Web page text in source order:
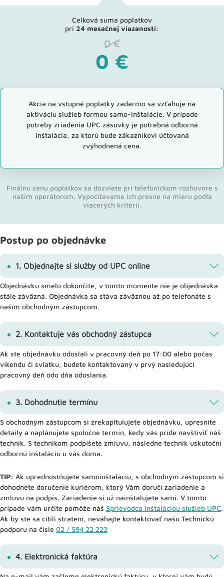
Celková suma poplatkov
pri 24 mesačnej viazanosti:
0€
0 €
Akcia na vstupné poplatky zadarmo sa vzťahuje na
aktiváciu služieb formou samo-inštalácie. V prípade
potreby zriadenia UPC zásuvky je potrebná odborná
inštalácia, za ktorú bude zákazníkovi účtovaná
zvýhodnená cena.
Finálnu cenu poplatkov sa dozviete pri telefonickom rozhovore s
našim operátorom. Vypočítavame ich presne na mieru podľa
viacerých kritérií.
Postup po objednávke
1. Objednajte si služby od UPC online
Objednávku smelo dokončite, v tomto momente nie je objednávka
stále záväzná. Objednávka sa stáva záväznou až po telefonáte s
naším obchodným zástupcom.
2. Kontaktuje vás obchodný zástupca
Ak ste objednávku odoslali v pracovný deň po 17:00 alebo počas
víkendu či sviatku, budete kontaktovaný v prvý nasledujúci
pracovný deň odo dňa odoslania.
3. Dohodnutie termínu
S obchodným zástupcom si zrekapitulujete objednávku, upresníte
detaily a naplánujete spoločne termín, kedy vás príde navštíviť náš
technik. S technikom podpíšete zmluvu, následne technik uskutoční
odbornú inštaláciu u vás doma.
TIP: Ak uprednostňujete samoinštaláciu, s obchodným zástupcom si
dohodnete doručenie kuriérom, ktorý Vám doručí zariadenie a
zmluvu na podpis. Zariadenie si už nainštalujete sami. V tomto
prípade vám určite pomôže náš Sprievodca inštaláciou služieb UPC.
Ak by ste sa cítili stratení, neváhajte kontaktovať našu Technickú
podporu na čísle 02 / 594 22 222
4. Elektronická faktúra